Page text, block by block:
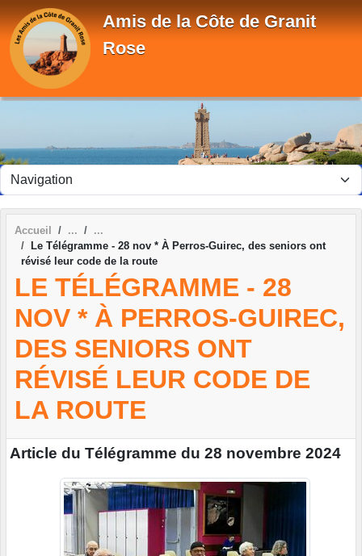
Amis de la Côte de Granit
Rose
Accueil
Le Télégramme - 28 nov * À Perros-Guirec, des seniors ont
révisé leur code de la route
LE TÉLÉGRAMME - 28
NOV * À PERROS-GUIREC,
DES SENIORS ONT
RÉVISÉ LEUR CODE DE
LA ROUTE
Article du Télégramme du 28 novembre 2024
Panneau de gestion des cookies